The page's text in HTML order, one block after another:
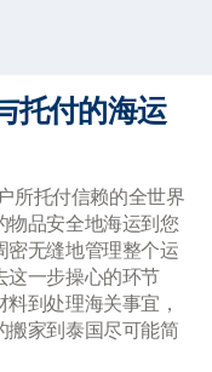
托付的海运
所托付信赖的全世界
物品安全地海运到您
无缝地管理整个运
这一步操心的环节
到处理海关事宜，
家到泰国尽可能简